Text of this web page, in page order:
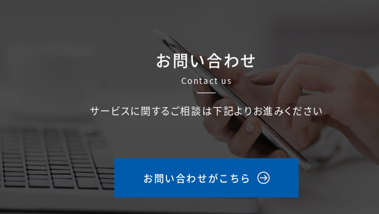
お問い合わせ
Contact us
サービスに関するご相談は下記よりお進みください
お問い合わせがこちら